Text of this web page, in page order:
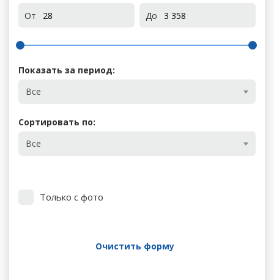
От
До
Показать за период:
Все
Сортировать по:
Все
Только с фото
Очистить форму